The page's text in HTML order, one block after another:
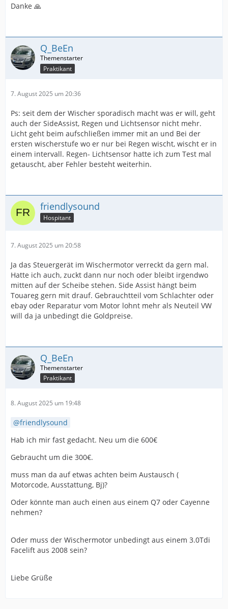
Danke 🙏
Q_BeEn
Praktikant
7. August 2025 um 20:36
Ps: seit dem der Wischer sporadisch macht was er will, geht
auch der SideAssist, Regen und Lichtsensor nicht mehr.
Licht geht beim aufschließen immer mit an und Bei der
ersten wischerstufe wo er nur bei Regen wischt, wischt er in
einem intervall. Regen- Lichtsensor hatte ich zum Test mal
getauscht, aber Fehler besteht weiterhin.
friendlysound
Hospitant
7. August 2025 um 20:58
Ja das Steuergerät im Wischermotor verreckt da gern mal.
Hatte ich auch, zuckt dann nur noch oder bleibt irgendwo
mitten auf der Scheibe stehen. Side Assist hängt beim
Touareg gern mit drauf. Gebrauchtteil vom Schlachter oder
ebay oder Reparatur vom Motor lohnt mehr als Neuteil VW
will da ja unbedingt die Goldpreise.
Q_BeEn
Praktikant
8. August 2025 um 19:48
friendlysound
Hab ich mir fast gedacht. Neu um die 600€
Gebraucht um die 300€.
muss man da auf etwas achten beim Austausch (
Motorcode, Ausstattung, Bj)?
Oder könnte man auch einen aus einem Q7 oder Cayenne
nehmen?
Oder muss der Wischermotor unbedingt aus einem 3.0Tdi
Facelift aus 2008 sein?
Liebe Grüße